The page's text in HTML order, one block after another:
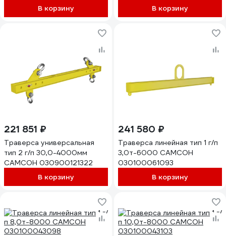
В корзину
В корзину
221 851 ₽
Траверса универсальная
тип 2 г/п 30,0-4000мм
САМСОН 030900121322
В корзину
241 580 ₽
Траверса линейная тип 1 г/п
3,0т-6000 САМСОН
030100061093
В корзину